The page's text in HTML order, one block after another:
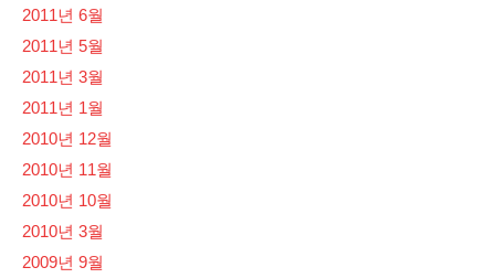
2011년 6월
2011년 5월
2011년 3월
2011년 1월
2010년 12월
2010년 11월
2010년 10월
2010년 3월
2009년 9월